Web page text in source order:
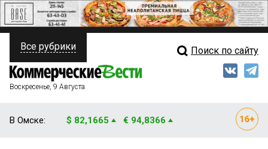
ПОЛИТИКА
ФИНАНСЫ
Свежий выпуск
Все рубрики Поиск по сайту
Воскресенье, 9 Августа
В Омске: $ 82,1665 € 94,8366